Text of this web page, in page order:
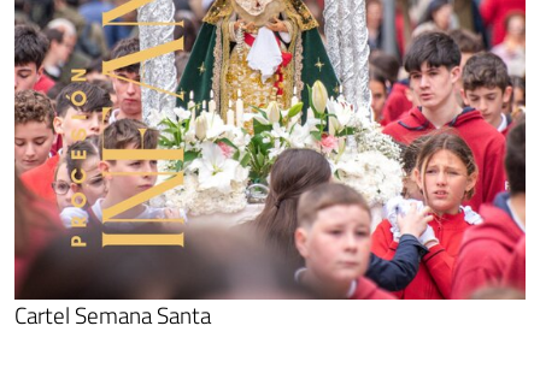
Cartel Semana Santa